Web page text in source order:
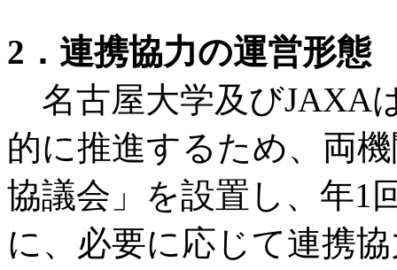
2．連携協力の運営形態
名古屋大学及びJAXA
的に推進するため、両
協議会」を設置し、年1
に、必要に応じて連携